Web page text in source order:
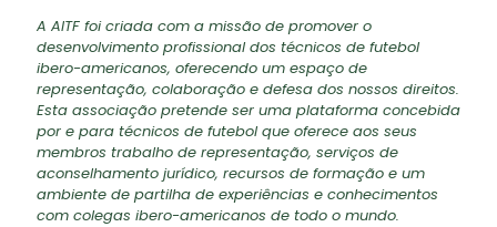
A AITF foi criada com a missão de promover o
desenvolvimento profissional dos técnicos de futebol
ibero-americanos, oferecendo um espaço de
representação, colaboração e defesa dos nossos direitos.
Esta associação pretende ser uma plataforma concebida
por e para técnicos de futebol que oferece aos seus
membros trabalho de representação, serviços de
aconselhamento jurídico, recursos de formação e um
ambiente de partilha de experiências e conhecimentos
com colegas ibero-americanos de todo o mundo.